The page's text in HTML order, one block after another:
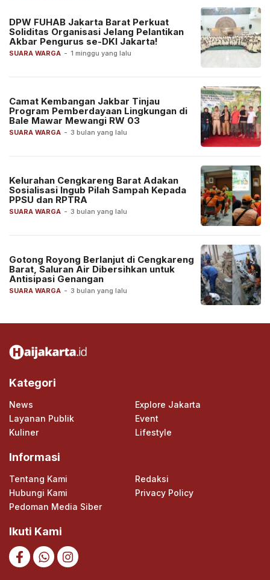
SUARA WARGA - 1 minggu yang lalu
DPW FUHAB Jakarta Barat Perkuat
Soliditas Organisasi Jelang Pelantikan
Akbar Pengurus se-DKI Jakarta!
SUARA WARGA - 3 bulan yang lalu
Camat Kembangan Jakbar Tinjau
Program Pemberdayaan Lingkungan di
Bale Mawar Mewangi RW 03
SUARA WARGA - 3 bulan yang lalu
Kelurahan Cengkareng Barat Adakan
Sosialisasi Ingub Pilah Sampah Kepada
PPSU dan RPTRA
SUARA WARGA - 3 bulan yang lalu
Gotong Royong Berlanjut di Cengkareng
Barat, Saluran Air Dibersihkan untuk
Antisipasi Genangan
Kategori
News
Explore Jakarta
Layanan Publik
Event
Kuliner
Lifestyle
Informasi
Tentang Kami
Redaksi
Hubungi Kami
Privacy Policy
Pedoman Media Siber
Ikuti Kami